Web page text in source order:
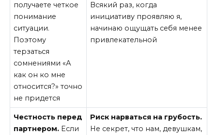
получаете четкое
понимание
ситуации.
Поэтому
терзаться
сомнениями «А
как он ко мне
относится?» точно
не придется
Всякий раз, когда
инициативу проявляю я,
начинаю ощущать себя менее
привлекательной
Честность перед
партнером. Если
Риск нарваться на грубость.
Не секрет, что нам, девушкам,